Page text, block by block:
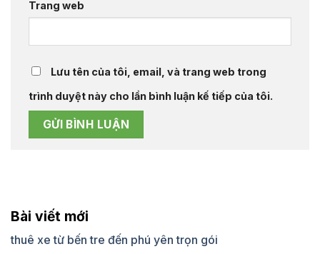
Trang web
Lưu tên của tôi, email, và trang web trong
trình duyệt này cho lần bình luận kế tiếp của tôi.
Bài viết mới
thuê xe từ bến tre đến phú yên trọn gói